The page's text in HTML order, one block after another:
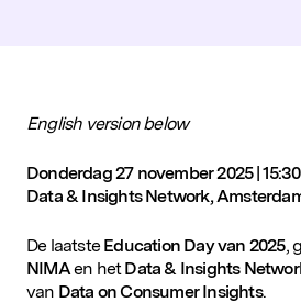
English version below
Donderdag 27 november 2025 |
Data & Insights Network,
De laatsteEducation Day van 2025,
NIMAen hetData & Insights
van Data on Consumer Insights.